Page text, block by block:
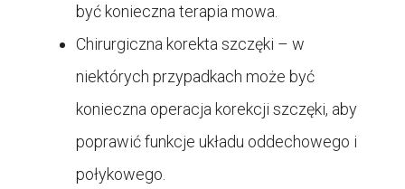
być konieczna terapia mowa.
Chirurgiczna korekta szczęki – w
niektórych przypadkach może być
konieczna operacja korekcji szczęki, aby
poprawić funkcje układu oddechowego i
połykowego.